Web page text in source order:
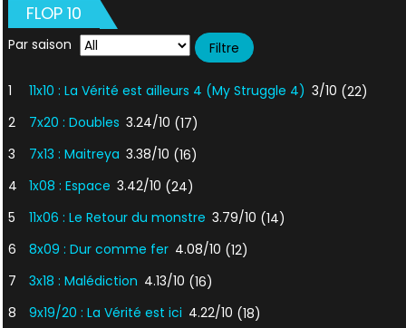
FLOP 10
Par saison
1 11x10 : La Vérité est ailleurs 4 (My Struggle 4) 3/10 (22)
2
7x20 : Doubles 3.24/10 (17)
3
7x13 : Maitreya 3.38/10 (16)
4
1x08 : Espace 3.42/10 (24)
5
11x06 : Le Retour du monstre 3.79/10 (14)
6
8x09 : Dur comme fer 4.08/10 (12)
7
3x18 : Malédiction 4.13/10 (16)
8
9x19/20 : La Vérité est ici 4.22/10 (18)